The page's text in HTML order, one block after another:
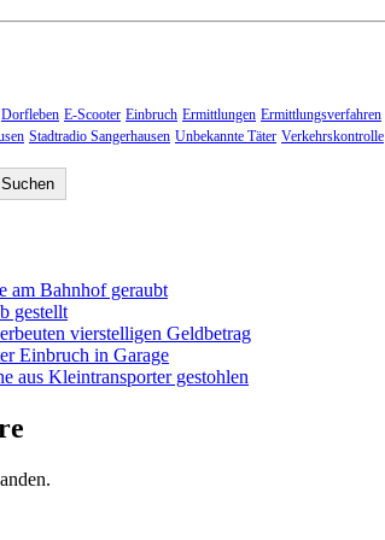
Dorfleben E-Scooter Einbruch Ermittlungen Ermittlungsverfahren
Stadtradio Sangerhausen Unbekannte Täter Verkehrskontrolle
Suchen
am Bahnhof geraubt
gestellt
vierstelligen Geldbetrag
Einbruch in Garage
aus Kleintransporter gestohlen